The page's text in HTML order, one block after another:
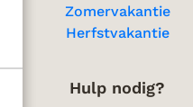
Zomervakantie
Herfstvakantie
Hulp nodig?